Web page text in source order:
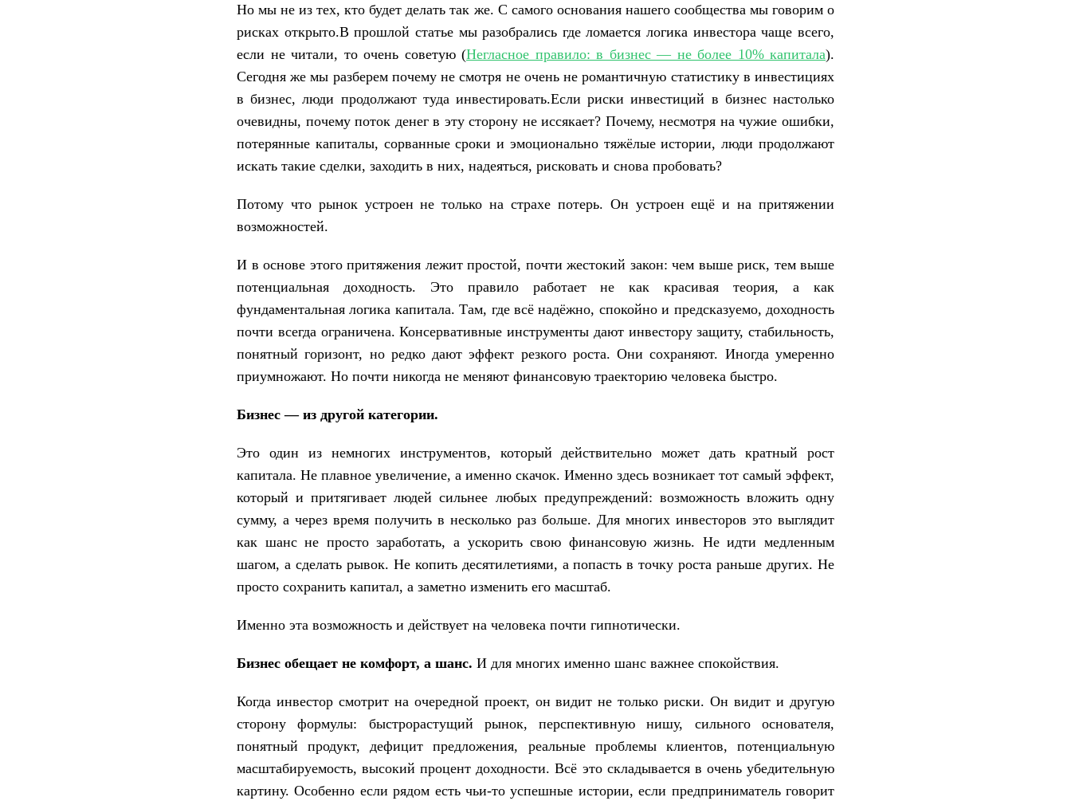
Но мы не из тех, кто будет делать так же. С самого основания нашего сообщества мы говорим о
рисках открыто.В прошлой статье мы разобрались где ломается логика инвестора чаще всего,
если не читали, то очень советую (Негласное правило: в бизнес — не более 10% капитала).
Сегодня же мы разберем почему не смотря не очень не романтичную статистику в инвестициях
в бизнес, люди продолжают туда инвестировать.Если риски инвестиций в бизнес настолько
очевидны, почему поток денег в эту сторону не иссякает? Почему, несмотря на чужие ошибки,
потерянные капиталы, сорванные сроки и эмоционально тяжёлые истории, люди продолжают
искать такие сделки, заходить в них, надеяться, рисковать и снова пробовать?
Потому что рынок устроен не только на страхе потерь. Он устроен ещё и на притяжении
возможностей.
И в основе этого притяжения лежит простой, почти жестокий закон: чем выше риск, тем выше
потенциальная доходность. Это правило работает не как красивая теория, а как
фундаментальная логика капитала. Там, где всё надёжно, спокойно и предсказуемо, доходность
почти всегда ограничена. Консервативные инструменты дают инвестору защиту, стабильность,
понятный горизонт, но редко дают эффект резкого роста. Они сохраняют. Иногда умеренно
приумножают. Но почти никогда не меняют финансовую траекторию человека быстро.
Бизнес — из другой категории.
Это один из немногих инструментов, который действительно может дать кратный рост
капитала. Не плавное увеличение, а именно скачок. Именно здесь возникает тот самый эффект,
который и притягивает людей сильнее любых предупреждений: возможность вложить одну
сумму, а через время получить в несколько раз больше. Для многих инвесторов это выглядит
как шанс не просто заработать, а ускорить свою финансовую жизнь. Не идти медленным
шагом, а сделать рывок. Не копить десятилетиями, а попасть в точку роста раньше других. Не
просто сохранить капитал, а заметно изменить его масштаб.
Именно эта возможность и действует на человека почти гипнотически.
Бизнес обещает не комфорт, а шанс. И для многих именно шанс важнее спокойствия.
Когда инвестор смотрит на очередной проект, он видит не только риски. Он видит и другую
сторону формулы: быстрорастущий рынок, перспективную нишу, сильного основателя,
понятный продукт, дефицит предложения, реальные проблемы клиентов, потенциальную
масштабируемость, высокий процент доходности. Всё это складывается в очень убедительную
картину. Особенно если рядом есть чьи-то успешные истории, если предприниматель говорит